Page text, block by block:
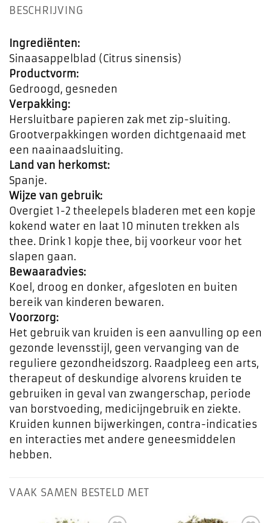
BESCHRIJVING
Ingrediënten:
Sinaasappelblad (Citrus sinensis)
Productvorm:
Gedroogd, gesneden
Verpakking:
Hersluitbare papieren zak met zip-sluiting.
Grootverpakkingen worden dichtgenaaid met
een naainaadsluiting.
Land van herkomst:
Spanje.
Wijze van gebruik:
Overgiet 1-2 theelepels bladeren met een kopje
kokend water en laat 10 minuten trekken als
thee. Drink 1 kopje thee, bij voorkeur voor het
slapen gaan.
Bewaaradvies:
Koel, droog en donker, afgesloten en buiten
bereik van kinderen bewaren.
Voorzorg:
Het gebruik van kruiden is een aanvulling op een
gezonde levensstijl, geen vervanging van de
reguliere gezondheidszorg. Raadpleeg een arts,
therapeut of deskundige alvorens kruiden te
gebruiken in geval van zwangerschap, periode
van borstvoeding, medicijngebruik en ziekte.
Kruiden kunnen bijwerkingen, contra-indicaties
en interacties met andere geneesmiddelen
hebben.
VAAK SAMEN BESTELD MET